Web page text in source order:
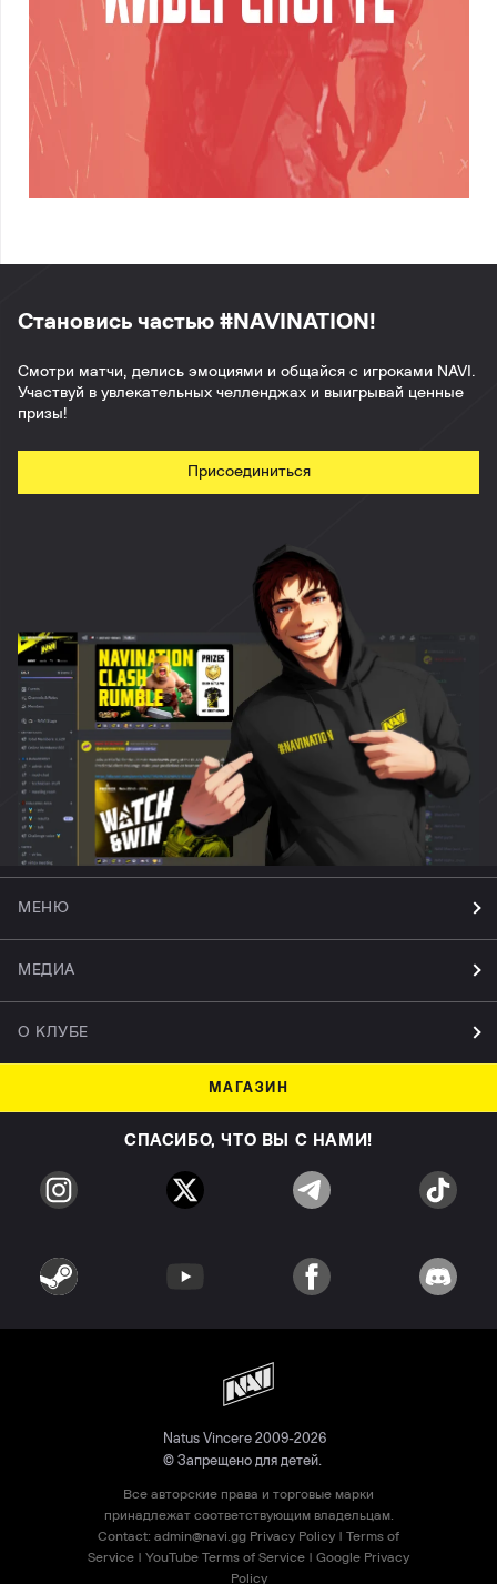
Становись частью #NAVINATION!
Смотри матчи, делись эмоциями и общайся с игроками NAVI.
Участвуй в увлекательных челленджах и выигрывай ценные
призы!
Присоединиться
МЕНЮ
МЕДИА
О КЛУБЕ
МАГАЗИН
СПАСИБО, ЧТО ВЫ С НАМИ!
Natus Vincere 2009-2026
© Запрещено для детей.
Все авторские права и торговые марки
принадлежат соответствующим владельцам.
Contact: admin@navi.gg Privacy Policy
Terms of
Service
YouTube Terms of Service
Google Privacy
Policy